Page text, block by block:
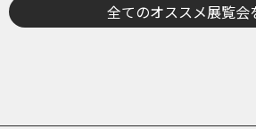
全てのオススメ展覧会